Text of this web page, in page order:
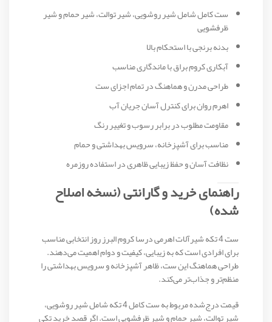
ست کامل شامل شیر روشویی، شیر توالت، شیر حمام و شیر
ظرفشویی
بدنه برنجی با استحکام بالا
آبکاری کروم براق با ماندگاری مناسب
طراحی مدرن و هماهنگ در تمام اجزای ست
اهرم روان برای کنترل آسان جریان آب
مقاومت مطلوب در برابر رسوب و تغییر رنگ
مناسب برای آشپزخانه، سرویس بهداشتی و حمام
نظافت آسان و حفظ زیبایی ظاهری در استفاده روزمره
راهنمای خرید و گارانتی (نسخه اصلاح
شده)
ست 4 تکه شیرآلات اهرمی درسا کروم البرز روز انتخابی مناسب
برای افرادی است که به زیبایی، کیفیت و دوام اهمیت می‌دهند.
طراحی هماهنگ این ست، ظاهر آشپزخانه و سرویس بهداشتی را
منظم‌تر و جذاب‌تر می‌کند.
قیمت درج‌شده مربوط به ست کامل 4 تکه شامل شیر روشویی،
شیر توالت، شیر حمام و شیر ظرفشویی است. اگر قصد خرید تکی